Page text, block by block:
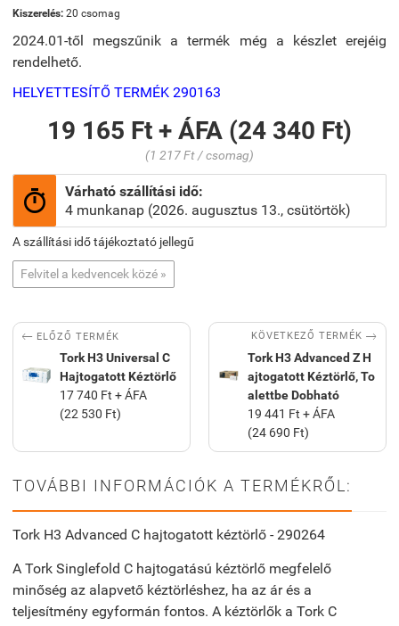
Kiszerelés: 20 csomag
2024.01-től megszűnik a termék még a készlet erejéig
rendelhető.
HELYETTESÍTŐ TERMÉK 290163
19 165 Ft + ÁFA (24 340 Ft)
(1 217 Ft / csomag)

Várható szállítási idő:
4 munkanap (2026. augusztus 13., csütörtök)
A szállítási idő tájékoztató jellegű
Felvitel a kedvencek közé »
 ELŐZŐ TERMÉK
Tork H3 Universal C
Hajtogatott Kéztörlő
17 740 Ft + ÁFA
(22 530 Ft)
KÖVETKEZŐ TERMÉK 
Tork H3 Advanced Z H
ajtogatott Kéztörlő, To
alettbe Dobható
19 441 Ft + ÁFA
(24 690 Ft)
TOVÁBBI INFORMÁCIÓK A TERMÉKRŐL:
Tork H3 Advanced C hajtogatott kéztörlő - 290264
A Tork Singlefold C hajtogatású kéztörlő megfelelő
minőség az alapvető kéztörléshez, ha az ár és a
teljesítmény egyformán fontos. A kéztörlők a Tork C